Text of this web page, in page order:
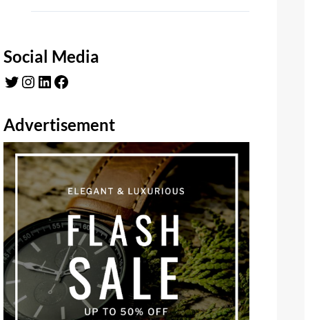
Social Media
Twitter
Instagram LinkedIn Facebook
Advertisement